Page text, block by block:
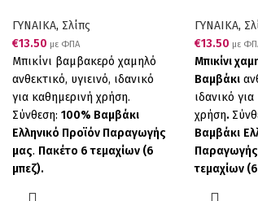
ΓΥΝΑΙΚΑ, Σλίπς
€13.50 με ΦΠΑ
Μπικίνι βαμβακερό χαμηλό
ανθεκτικό, υγιεινό, ιδανικό
για καθημερινή χρήση.
Σύνθεση: 100% Βαμβάκι
Ελληνικό Προϊόν Παραγωγής
μας. Πακέτο 6 τεμαχίων (6
μπεζ).
ΓΥΝΑΙΚΑ,
€13.50 με
Μπικίνι
Βαμβάκι
ιδανικό
χρήση.
Βαμβάκι
τεμαχίων